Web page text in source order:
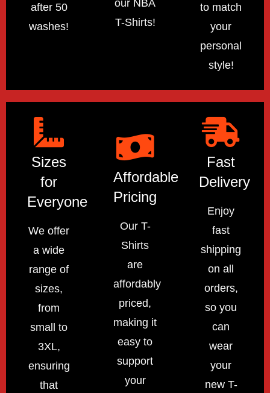
after 50
washes!
our NBA
T-Shirts!
to match
your
personal
style!
Sizes
for
Everyone
We offer
a wide
range of
sizes,
from
small to
3XL,
ensuring
that
Affordable
Pricing
Our T-
Shirts
are
affordably
priced,
making it
easy to
support
your
Fast
Delivery
Enjoy
fast
shipping
on all
orders,
so you
can
wear
your
new T-